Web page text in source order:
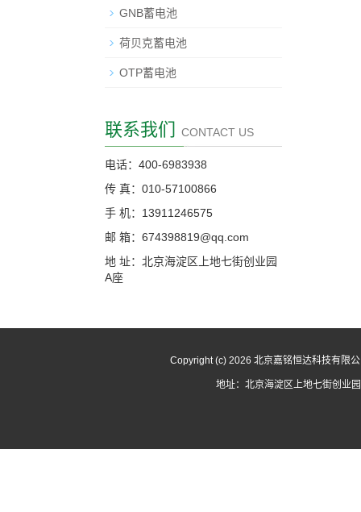
GNB蓄电池
荷贝克蓄电池
OTP蓄电池
联系我们 CONTACT US
电话：400-6983938
传 真：010-57100866
手 机：13911246575
邮 箱：674398819@qq.com
地 址：北京海淀区上地七街创业园
A座
Copyright (c) 2026 北京嘉铭恒达科技有限
地址：北京海淀区上地七街创